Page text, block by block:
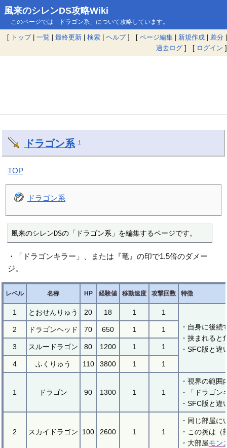
風来のシレンDS攻略Wiki
このページでは「ドラゴン系」について攻略しています。
[ トップ| 一覧 | 最終更新 | 検索 | ヘルプ] [ ページ編集 | 新規作成 | 差分 |
過去ログ ] [ ログイン ]
ドラゴン系 †
TOP
ドラゴン系
風来のシレンDSの「ドラゴン系」を編集するページです。
・「ドラゴンキラー」、または『竜』の印で1.5倍のダメー
ジ。
レベル 名称 HP 経験値 移動速度 攻撃回数 特徴
1 とおせんりゅう 20 18 1
1
・自身に後続
・挟まれる
・SFC版と違
2 ドラゴンヘッド 70 650 1 1
3 スルードラゴン 80 1200 1 1
4 ふくりゅう 110 3800 1 1
1 ドラゴン 90 1300 1 1
・視界の範
・「ドラゴ
・SFC版と
2 スカイドラゴン 100 2600 1 1
・同じ部屋
・この炎は
・大部屋モン